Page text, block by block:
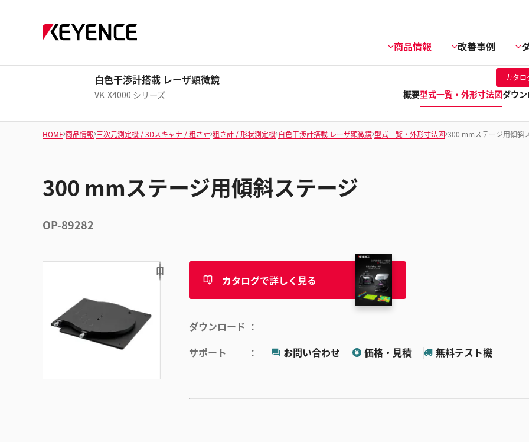
商品情報 改善事例
白色干渉計搭載 レーザ顕微鏡
VK-X4000 シリーズ
カタロ
概要型式一覧・外形寸法図ダウ
HOME 商品情報 三次元測定機 / 3Dスキャナ / 粗さ計 粗さ計 / 形状測定機 白色干渉計搭載 レーザ顕微鏡 型式一覧・外形寸法図 300 mmステージ用傾斜
300 mmステージ用傾斜ステージ
OP-89282
カタログで詳しく見る
ダウンロード
サポート
お問い合わせ 価格・見積 無料テスト機